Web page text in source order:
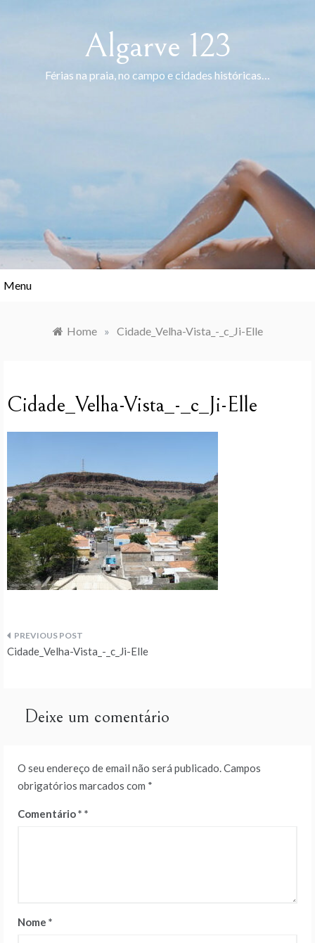
Algarve 123
Férias na praia, no campo e cidades históricas…
Menu
Home » Cidade_Velha-Vista_-_c_Ji-Elle
Cidade_Velha-Vista_-_c_Ji-Elle
Navegação
artigos
Cidade_Velha-Vista_-_c_Ji-Elle
Deixe um comentário
O seu endereço de email não será publicado.Campos
obrigatórios marcados com *
Comentário*
Nome *